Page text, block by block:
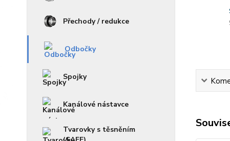
Přechody / redukce
Odbočky
Spojky
Kanálové nástavce
Tvarovky s těsněním